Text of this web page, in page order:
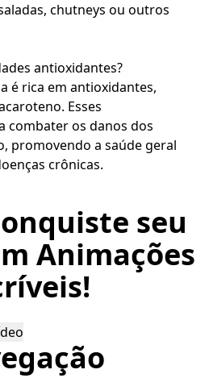
chutneys ou outros
antioxidantes?
é rica em antioxidantes,
Esses
combater os danos dos
promovendo a saúde geral
crônicas.
seu
Animações